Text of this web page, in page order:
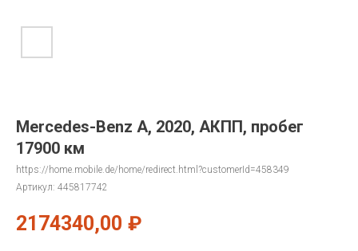
Mercedes-Benz A, 2020, АКПП, пробег
17900 км
https://home.mobile.de/home/redirect.html?customerId=458349
Артикул: 445817742
2174340,00 ₽